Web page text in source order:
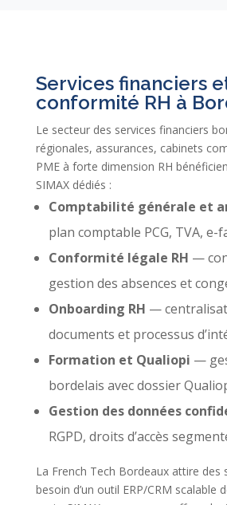
Services financiers
conformité RH à
Le secteur des services financiers
régionales, assurances, cabinets
PME à forte dimension RH
SIMAX dédiés :
Comptabilité générale et
plan comptable PCG, TVA,
Conformité légale RH —
gestion des absences et
Onboarding RH —
documents et processus
Formation et Qualiopi —
bordelais avec dossier
Gestion des données
RGPD, droits d’accès
La French Tech Bordeaux attire des
besoin d’un outil ERP/CRM scalable